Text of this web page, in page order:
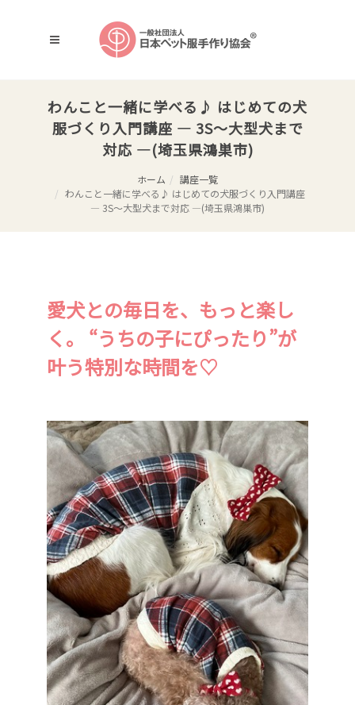
わんこと一緒に学べる♪ はじめての犬
服づくり入門講座 ― 3S〜大型犬まで
対応 ―(埼玉県鴻巣市)
ホーム
講座一覧
わんこと一緒に学べる♪ はじめての犬服づくり入門講座
― 3S〜大型犬まで対応 ―(埼玉県鴻巣市)
愛犬との毎日を、もっと楽し
く。 “うちの子にぴったり”が
叶う特別な時間を♡